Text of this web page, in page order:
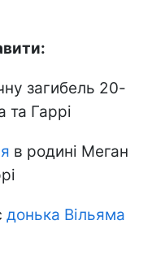
загибель 20-
та Гаррі
в родині Меган
донька Вільяма